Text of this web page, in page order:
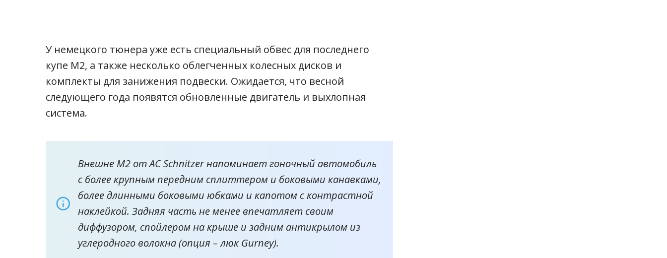
У немецкого тюнера уже есть специальный обвес для последнего
купе M2, а также несколько облегченных колесных дисков и
комплекты для занижения подвески. Ожидается, что весной
следующего года появятся обновленные двигатель и выхлопная
система.
Внешне M2 от AC Schnitzer напоминает гоночный автомобиль
с более крупным передним сплиттером и боковыми канавками,
более длинными боковыми юбками и капотом с контрастной
наклейкой. Задняя часть не менее впечатляет своим
диффузором, спойлером на крыше и задним антикрылом из
углеродного волокна (опция – люк Gurney).